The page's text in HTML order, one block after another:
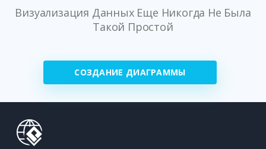
Визуализация Данных Еще Никогда Не Была
Такой Простой
СОЗДАНИЕ ДИАГРАММЫ